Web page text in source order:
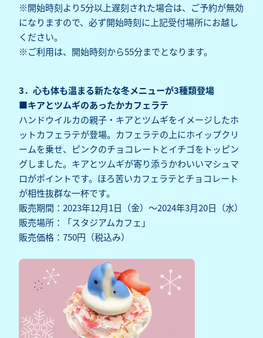
※開始時刻より5分以上遅刻された場合は、ご予約が無効
になりますので、必ず開始時刻に上記受付場所にお越し
ください。
※ご利用は、開始時刻から55分までとなります。
3．心も体も温まる新たな冬メニューが3種類登場
■キアとツムギのあったかカフェラテ
ハンドウイルカの親子・キアとツムギをイメージしたホ
ットカフェラテが登場。カフェラテの上にホイップクリ
ームを乗せ、ピンクのチョコレートとイチゴをトッピン
グしました。キアとツムギが寄り添うかわいいマシュマ
ロがポイントです。ほろ苦いカフェラテとチョコレート
が相性抜群な一杯です。
販売期間：2023年12月1日（金）～2024年3月20日（水）
販売場所：「スタジアムカフェ」
販売価格：750円（税込み）